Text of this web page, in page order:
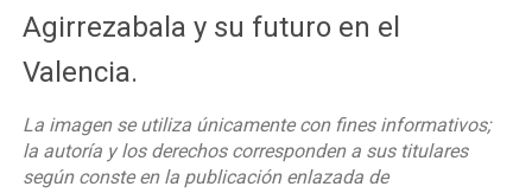
Agirrezabala y su futuro en el
Valencia.
La imagen se utiliza únicamente con fines informativos;
la autoría y los derechos corresponden a sus titulares
según conste en la publicación enlazada de